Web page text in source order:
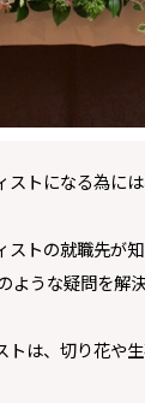
ストになる為に
ストの就職先が知
ような疑問を解
トは、切り花や